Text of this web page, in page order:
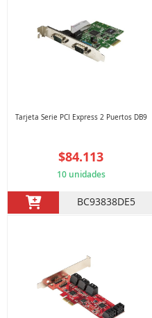
Tarjeta Serie PCI Express 2 Puertos DB9
$84.113
10 unidades
BC93838DE5